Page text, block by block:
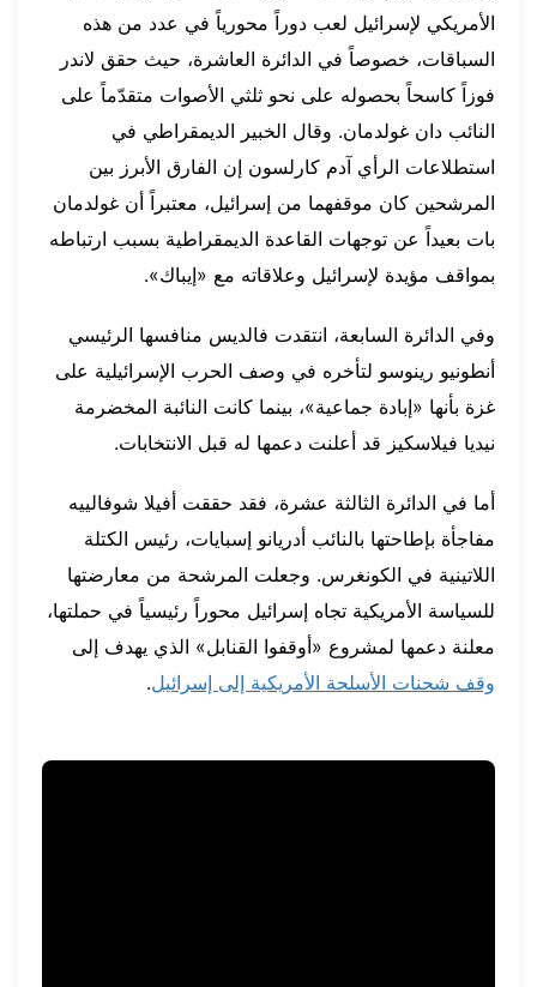
الأمريكي لإسرائيل لعب دوراً محورياً في عدد من هذه
السباقات، خصوصاً في الدائرة العاشرة، حيث حقق لاندر
فوزاً كاسحاً بحصوله على نحو ثلثي الأصوات متقدّماً على
النائب دان غولدمان. وقال الخبير الديمقراطي في
استطلاعات الرأي آدم كارلسون إن الفارق الأبرز بين
المرشحين كان موقفهما من إسرائيل، معتبراً أن غولدمان
بات بعيداً عن توجهات القاعدة الديمقراطية بسبب ارتباطه
بمواقف مؤيدة لإسرائيل وعلاقاته مع «إيباك».
وفي الدائرة السابعة، انتقدت فالديس منافسها الرئيسي
أنطونيو رينوسو لتأخره في وصف الحرب الإسرائيلية على
غزة بأنها «إبادة جماعية»، بينما كانت النائبة المخضرمة
نيديا فيلاسكيز قد أعلنت دعمها له قبل الانتخابات.
أما في الدائرة الثالثة عشرة، فقد حققت أفيلا شوفالييه
مفاجأة بإطاحتها بالنائب أدريانو إسبايات، رئيس الكتلة
اللاتينية في الكونغرس. وجعلت المرشحة من معارضتها
للسياسة الأمريكية تجاه إسرائيل محوراً رئيسياً في حملتها،
معلنة دعمها لمشروع «أوقفوا القنابل» الذي يهدف إلى
وقف شحنات الأسلحة الأمريكية إلى إسرائيل.